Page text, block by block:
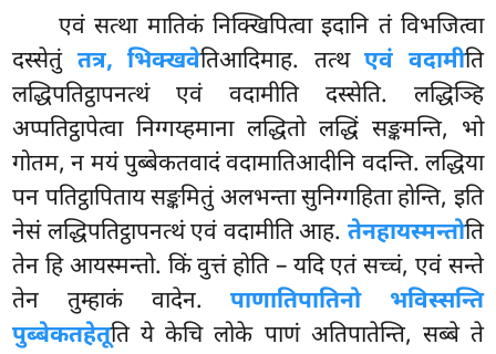
एवं सत्था मातिकं निक्खिपित्वा इदानि तं विभजित्वा
दस्सेतुं तत्र, भिक्खवेतिआदिमाह. तत्थएवं वदामीति
लद्धिपतिट्ठापनत्थं एवं वदामीति दस्सेति. लद्धिञ्हि
अप्पतिट्ठापेत्वा निग्गय्हमाना लद्धितो लद्धिं सङ्कमन्ति, भो
गोतम, न मयं पुब्बेकतवादं वदामातिआदीनि वदन्ति. लद्धिया
पन पतिट्ठापिताय सङ्कमितुं अलभन्ता सुनिग्गहिता होन्ति, इति
नेसं लद्धिपतिट्ठापनत्थं एवं वदामीति आह. तेनहायस्मन्तोति
तेन हि आयस्मन्तो. किं वुत्तं होति – यदि एतं सच्चं, एवं सन्ते
तेन तुम्हाकं वादेन.पाणातिपातिनो भविस्सन्ति
पुब्बेकतहेतूति ये केचि लोके पाणं अतिपातेन्ति, सब्बे ते